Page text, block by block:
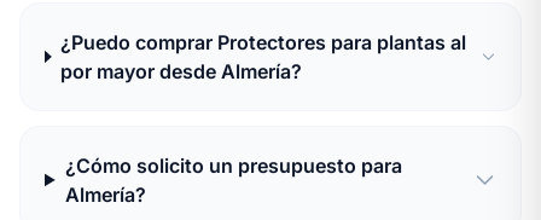
¿Puedo comprar Protectores para plantas al
por mayor desde Almería?
¿Cómo solicito un presupuesto para
Almería?